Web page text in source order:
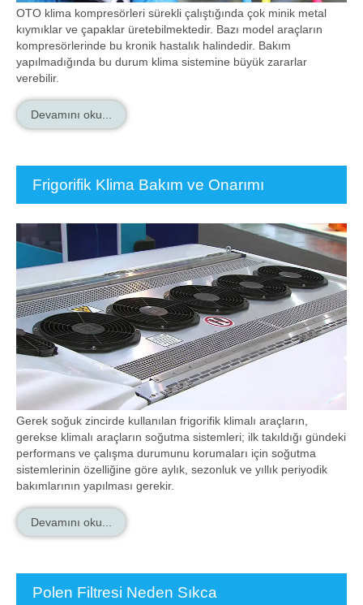
OTO klima kompresörleri sürekli çalıştığında çok minik metal
kıymıklar ve çapaklar üretebilmektedir. Bazı model araçların
kompresörlerinde bu kronik hastalık halindedir. Bakım
yapılmadığında bu durum klima sistemine büyük zararlar
verebilir.
Devamını oku...
Frigorifik Klima Bakım ve Onarımı
Gerek soğuk zincirde kullanılan frigorifik klimalı araçların,
gerekse klimalı araçların soğutma sistemleri; ilk takıldığı gündeki
performans ve çalışma durumunu korumaları için soğutma
sistemlerinin özelliğine göre aylık, sezonluk ve yıllık periyodik
bakımlarının yapılması gerekir.
Devamını oku...
Polen Filtresi Neden Sıkca